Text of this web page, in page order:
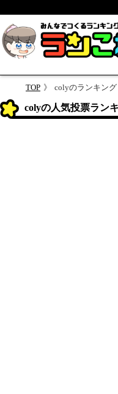
TOP colyのランキング
colyの人気投票ラン